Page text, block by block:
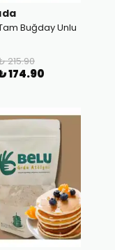
Buğday Unlu
215.90
174.90